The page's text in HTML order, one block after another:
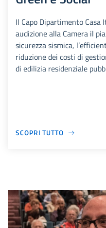
Il Capo Dipartimento
audizione alla Camera il
sicurezza sismica,
riduzione dei costi di
di edilizia residenziale
SCOPRI TUTTO